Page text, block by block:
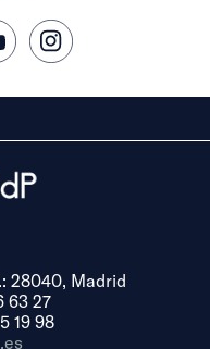
28040, Madrid
63 27
19 98